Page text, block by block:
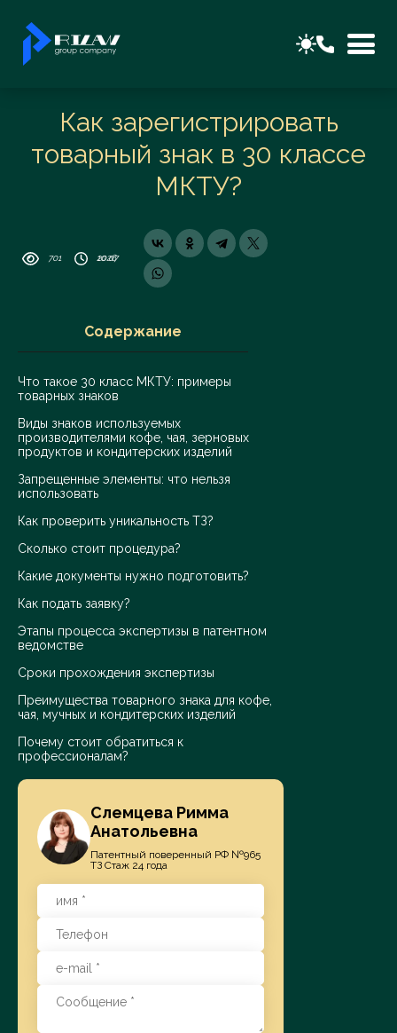
Как зарегистрировать
товарный знак в 30 классе
МКТУ?
701 10 07 2026
Содержание
Что такое 30 класс МКТУ: примеры
товарных знаков
Виды знаков используемых
производителями кофе, чая, зерновых
продуктов и кондитерских изделий
Запрещенные элементы: что нельзя
использовать
Как проверить уникальность ТЗ?
Сколько стоит процедура?
Какие документы нужно подготовить?
Как подать заявку?
Этапы процесса экспертизы в патентном
ведомстве
Сроки прохождения экспертизы
Преимущества товарного знака для кофе,
чая, мучных и кондитерских изделий
Почему стоит обратиться к
профессионалам?
Слемцева Римма
Анатольевна
Патентный поверенный РФ №965
ТЗ Стаж 24 года